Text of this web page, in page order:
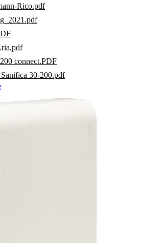
Rico.pdf
connect.PDF
30-200.pdf